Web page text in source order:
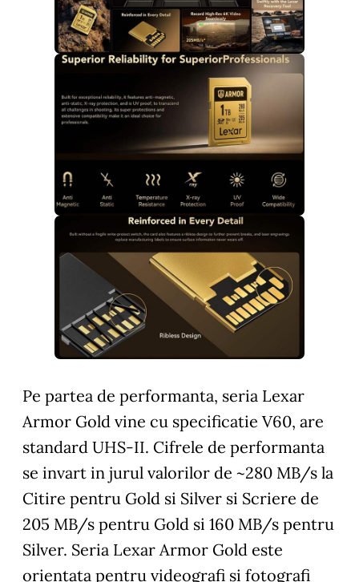
Pe partea de performanta, seria Lexar
Armor Gold vine cu specificatie V60, are
standard UHS-II. Cifrele de performanta
se invart in jurul valorilor de ~280 MB/s la
Citire pentru Gold si Silver si Scriere de
205 MB/s pentru Gold si 160 MB/s pentru
Silver. Seria Lexar Armor Gold este
orientata pentru videografi si fotografi